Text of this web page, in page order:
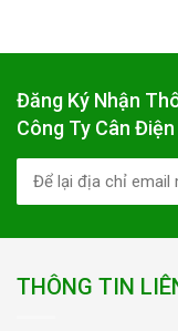
Đăng Ký Nhận
Công Ty Cân
THÔNG TIN